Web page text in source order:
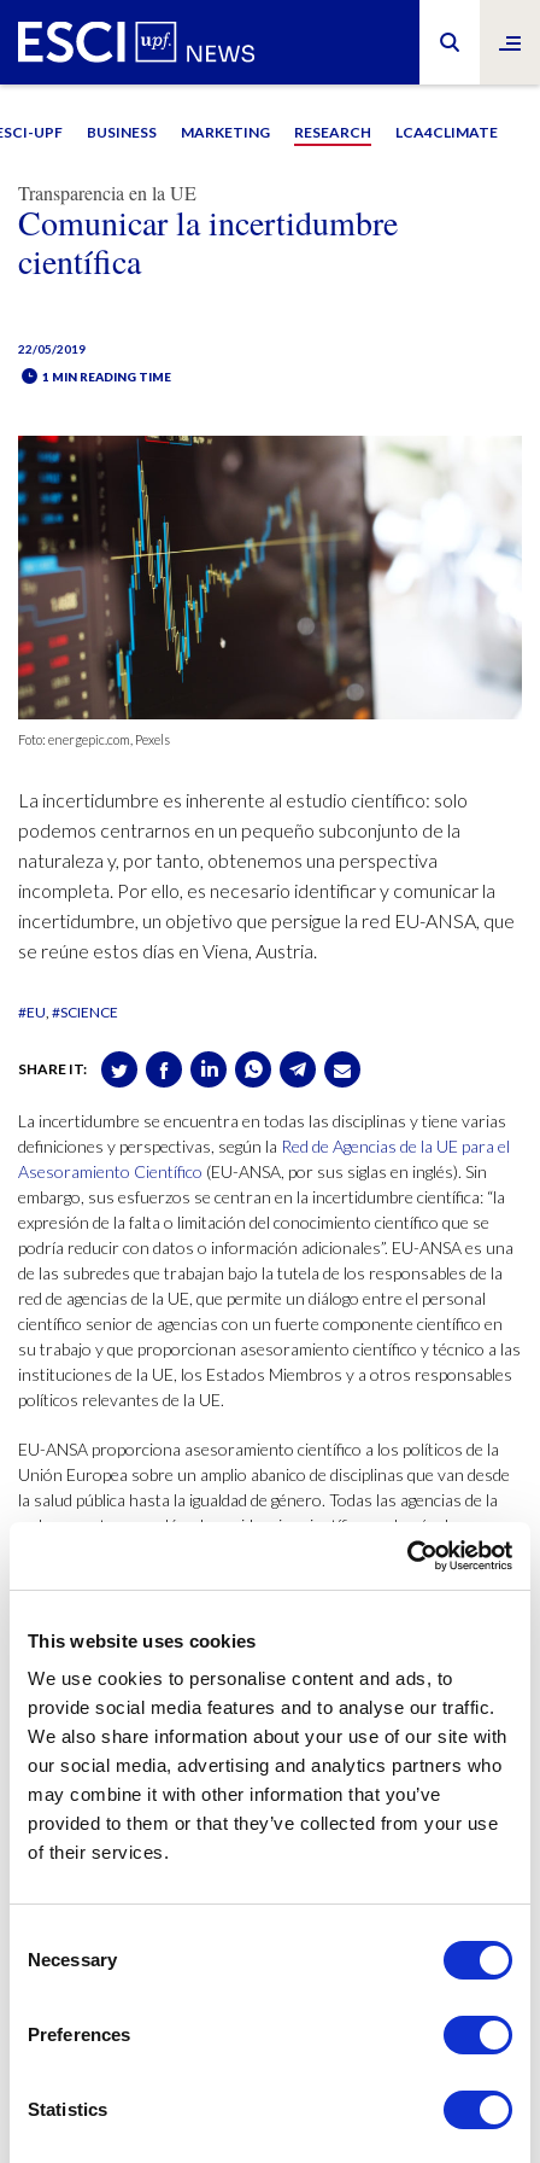
This website uses cookies
We use cookies to personalise content and ads, to
provide social media features and to analyse our traffic.
We also share information about your use of our site with
our social media, advertising and analytics partners who
may combine it with other information that you’ve
provided to them or that they’ve collected from your use
of their services.
Selection
Necessary
Preferences
Statistics
UPF BUSINESS MARKETING RESEARCH LCA4CLIMATE
Transparencia en la UE
Comunicar la incertidumbre
científica
22/05/2019
1 MIN READING TIME
Foto: energepic.com, Pexels
La incertidumbre es inherente al estudio científico: solo
podemos centrarnos en un pequeño subconjunto de la
naturaleza y, por tanto, obtenemos una perspectiva
incompleta. Por ello, es necesario identificar y comunicar la
incertidumbre, un objetivo que persigue la red EU-ANSA, que
se reúne estos días en Viena, Austria.
#EU #SCIENCE
SHARE IT:
La incertidumbre se encuentra en todas las disciplinas y tiene varias
definiciones y perspectivas, según la Red de Agencias de la UE para el
Asesoramiento Científico (EU-ANSA, por sus siglas en inglés). Sin
embargo, sus esfuerzos se centran en la incertidumbre científica: “la
expresión de la falta o limitación del conocimiento científico que se
podría reducir con datos o información adicionales”. EU-ANSA es una
de las subredes que trabajan bajo la tutela de los responsables de la
red de agencias de la UE, que permite un diálogo entre el personal
científico senior de agencias con un fuerte componente científico en
su trabajo y que proporcionan asesoramiento científico y técnico a las
instituciones de la UE, los Estados Miembros y a otros responsables
políticos relevantes de la UE.
EU-ANSA proporciona asesoramiento científico a los políticos de la
Unión Europea sobre un amplio abanico de disciplinas que van desde
la salud pública hasta la igualdad de género. Todas las agencias de la
red comparten y evalúan las evidencias científicas, además de
identificar y comunicar la incertidumbre inherente al proceso
científico. Al hacerlo, se garantiza que los responsables de la
de una elección totalmente informada.
Corresponde a las
agencias de la UE tratar
de ofrecer un sentido de
la “confianza” en las
pruebas y los consejos
científicos que se
Aunque se puede caracterizar y manejar la incertidumbre científica,
desde EU-ANSA. “Hay diferentes tipos de incertidumbre científica y
hay muchas razones por las que se ha producido, incluyendo datos
poblaciones generales o pruebas contradictorias”, añaden.
Corresponde a las agencias de la UE tratar de ofrecer un sentido de la